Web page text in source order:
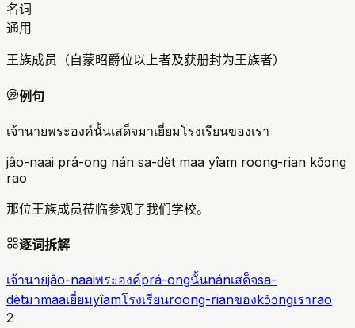
名词
通用
王族成员（自蒙昭爵位以上者及获册封为王族者）
例句
เจ้านายพระองค์นั้นเสด็จมาเยี่ยมโรงเรียนของเรา
jâo-naai prá-ong nán sa-dèt maa yîam roong-rian kɔ̌ɔng
rao
那位王族成员莅临参观了我们学校。
逐词拆解
เจ้านายjâo-naaiพระองค์prá-ongนั้นnánเสด็จsa-
dètมาmaaเยี่ยมyîamโรงเรียนroong-rianของkɔ̌ɔngเราrao
2